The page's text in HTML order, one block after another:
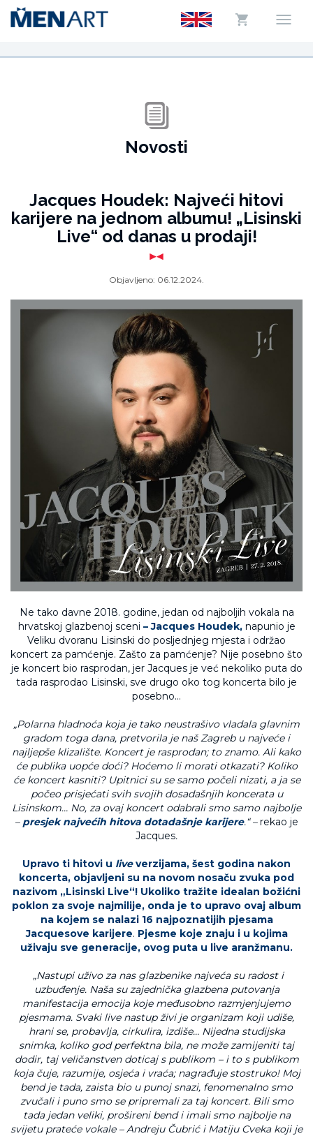
Novosti
Jacques Houdek: Najveći hitovi
karijere na jednom albumu! „Lisinski
Live“ od danas u prodaji!
Objavljeno: 06.12.2024.
Ne tako davne 2018. godine, jedan od najboljih vokala na
hrvatskoj glazbenoj sceni – Jacques Houdek,napunio je
Veliku dvoranu Lisinski do posljednjeg mjesta i održao
koncert za pamćenje. Zašto za pamćenje? Nije posebno što
je koncert bio rasprodan, jer Jacques je već nekoliko puta do
tada rasprodao Lisinski, sve drugo oko tog koncerta bilo je
posebno…
„Polarna hladnoća koja je tako neustrašivo vladala glavnim
gradom toga dana, pretvorila je naš Zagreb u najveće i
najljepše klizalište. Koncert je rasprodan; to znamo. Ali kako
će publika uopće doći? Hoćemo li morati otkazati? Koliko
će koncert kasniti? Upitnici su se samo počeli nizati, a ja se
počeo prisjećati svih svojih dosadašnjih koncerata u
Lisinskom… No, za ovaj koncert odabrali smo samo najbolje
– presjek najvećih hitova dotadašnje karijere.“ –rekao je
Jacques.
Upravo ti hitovi u liveverzijama, šest godina nakon
koncerta, objavljeni su na novom nosaču zvuka pod
nazivom „Lisinski Live“! Ukoliko tražite idealan božićni
poklon za svoje najmilije, onda je to upravo ovaj album
na kojem se nalazi 16 najpoznatijih pjesama
Jacquesove karijere. Pjesme koje znaju i u kojima
uživaju sve generacije, ovog puta u live aranžmanu.
„Nastupi uživo za nas glazbenike najveća su radost i
uzbuđenje. Naša su zajednička glazbena putovanja
manifestacija emocija koje međusobno razmjenjujemo
pjesmama. Svaki live nastup živi je organizam koji udiše,
hrani se, probavlja, cirkulira, izdiše… Nijedna studijska
snimka, koliko god perfektna bila, ne može zamijeniti taj
dodir, taj veličanstven doticaj s publikom – i to s publikom
koja čuje, razumije, osjeća i vraća; nagrađuje stostruko! Moj
bend je tada, zaista bio u punoj snazi, fenomenalno smo
zvučali i puno smo se pripremali za taj koncert. Bili smo
tada jedan veliki, prošireni bend i imali smo najbolje na
svijetu prateće vokale – Andreju Čubrić i Matiju Cveka koji je